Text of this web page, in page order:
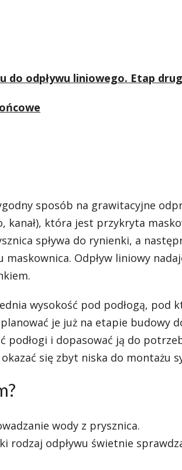
do odpływu liniowego. Etap
sposób na grawitacyjne
kanał), która jest przykryta
spływa do rynienki, a
Odpływ liniowy
wysokość pod podłogą, pod
je już na etapie budowy
podłogi i dopasować ją do
się zbyt niska do montażu
wody z prysznica.
rodzaj odpływu świetnie